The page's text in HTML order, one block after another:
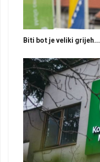
Biti bot je veliki grijeh...